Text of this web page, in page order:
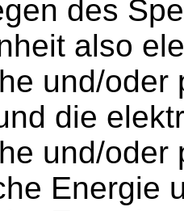
des
also
und/oder
die
und/oder
Energie